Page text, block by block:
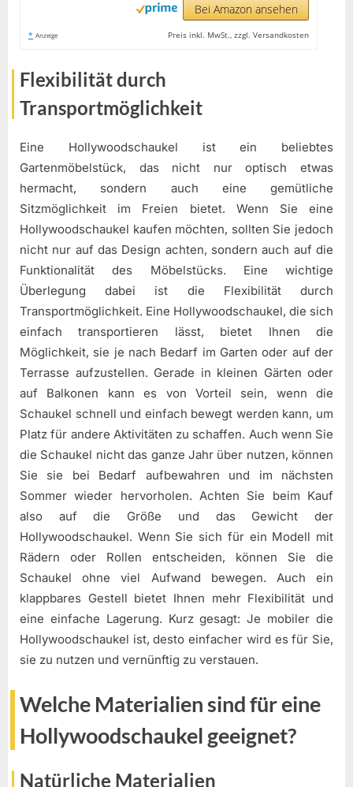
Bei Amazon ansehen
* Anzeige Preis inkl. MwSt., zzgl. Versandkosten
Flexibilität durch
Transportmöglichkeit
Eine Hollywoodschaukel ist ein beliebtes
Gartenmöbelstück, das nicht nur optisch etwas
hermacht, sondern auch eine gemütliche
Sitzmöglichkeit im Freien bietet. Wenn Sie eine
Hollywoodschaukel kaufen möchten, sollten Sie jedoch
nicht nur auf das Design achten, sondern auch auf die
Funktionalität des Möbelstücks. Eine wichtige
Überlegung dabei ist die Flexibilität durch
Transportmöglichkeit. Eine Hollywoodschaukel, die sich
einfach transportieren lässt, bietet Ihnen die
Möglichkeit, sie je nach Bedarf im Garten oder auf der
Terrasse aufzustellen. Gerade in kleinen Gärten oder
auf Balkonen kann es von Vorteil sein, wenn die
Schaukel schnell und einfach bewegt werden kann, um
Platz für andere Aktivitäten zu schaffen. Auch wenn Sie
die Schaukel nicht das ganze Jahr über nutzen, können
Sie sie bei Bedarf aufbewahren und im nächsten
Sommer wieder hervorholen. Achten Sie beim Kauf
also auf die Größe und das Gewicht der
Hollywoodschaukel. Wenn Sie sich für ein Modell mit
Rädern oder Rollen entscheiden, können Sie die
Schaukel ohne viel Aufwand bewegen. Auch ein
klappbares Gestell bietet Ihnen mehr Flexibilität und
eine einfache Lagerung. Kurz gesagt: Je mobiler die
Hollywoodschaukel ist, desto einfacher wird es für Sie,
sie zu nutzen und vernünftig zu verstauen.
Welche Materialien sind für eine
Hollywoodschaukel geeignet?
Natürliche Materialien